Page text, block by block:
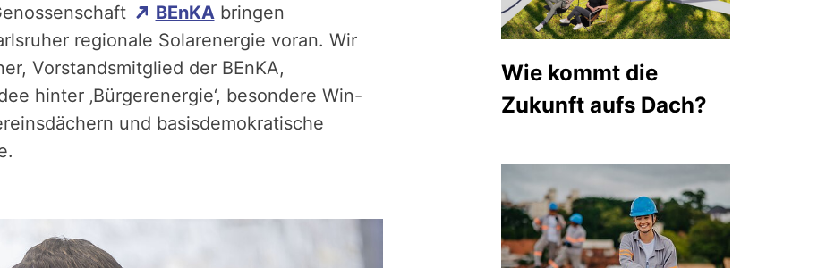
BEnKA bringen
regionale Solarenergie voran. Wir
Vorstandsmitglied der BEnKA,
hinter ‚Bürgerenergie‘, besondere Win-
und basisdemokratische
Wie kommt die
Zukunft aufs Dach?